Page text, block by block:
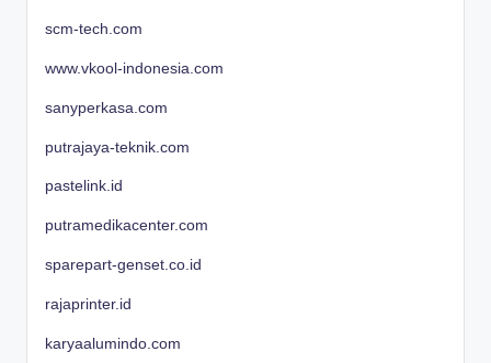
scm-tech.com
www.vkool-indonesia.com
sanyperkasa.com
putrajaya-teknik.com
pastelink.id
putramedikacenter.com
sparepart-genset.co.id
rajaprinter.id
karyaalumindo.com